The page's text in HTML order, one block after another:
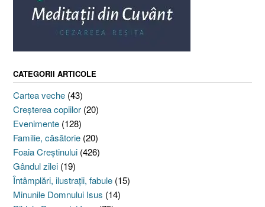
CATEGORII ARTICOLE
Cartea veche (43)
Creşterea copiilor (20)
Evenimente (128)
Familie, căsătorie (20)
Foaia Creştinului (426)
Gândul zilei (19)
Întâmplări, ilustraţii, fabule (15)
Minunile Domnului Isus (14)